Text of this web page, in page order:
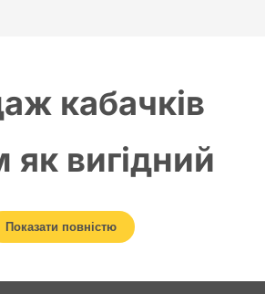
кабачків
як вигідний
овочевого
Показати повністю